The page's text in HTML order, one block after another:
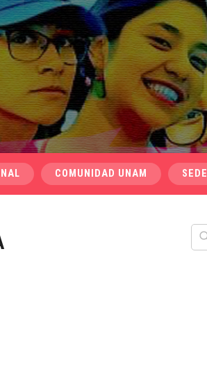
COMUNIDAD UNAM